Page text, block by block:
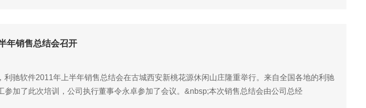
年销售总结会召开
利驰软件2011年上半年销售总结会在古城西安新桃花源休闲山庄隆重举行。来自全国各地的利驰
参加了此次培训，公司执行董事令永卓参加了会议。&nbsp;本次销售总结会由公司总经